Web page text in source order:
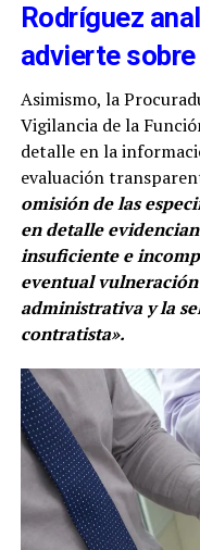
Rodríguez
advierte
Asimismo, la
Vigilancia de la
detalle en la
evaluación
omisión de las
en detalle
insuficiente e
eventual
administrativa y la
contratista».